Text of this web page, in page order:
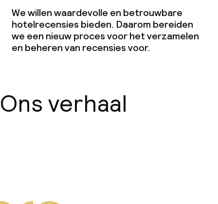
We willen waardevolle en betrouwbare
hotelrecensies bieden. Daarom bereiden
we een nieuw proces voor het verzamelen
en beheren van recensies voor.
Ons verhaal